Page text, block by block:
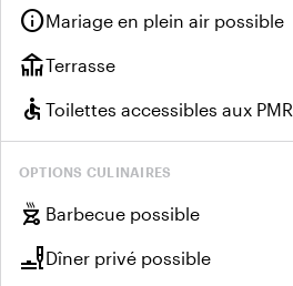
infoMariage en plein air possible
deckTerrasse
accessible Toilettes accessibles aux PMR
OPTIONS CULINAIRES
outdoor_grill Barbecue possible
brunch_diningDîner privé possible